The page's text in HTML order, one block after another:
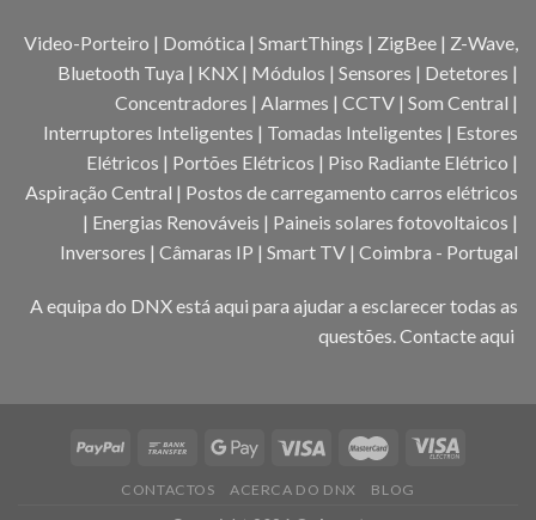
Video-Porteiro | Domótica | SmartThings | ZigBee | Z-Wave,
Bluetooth Tuya | KNX | Módulos | Sensores | Detetores |
Concentradores | Alarmes | CCTV | Som Central |
Interruptores Inteligentes | Tomadas Inteligentes | Estores
Elétricos | Portões Elétricos | Piso Radiante Elétrico |
Aspiração Central | Postos de carregamento carros elétricos
| Energias Renováveis | Paineis solares fotovoltaicos |
Inversores | Câmaras IP | Smart TV | Coimbra - Portugal
A equipa do DNX está aqui para ajudar a esclarecer todas as
questões.Contacte aqui
CONTACTOS ACERCA DO DNX BLOG